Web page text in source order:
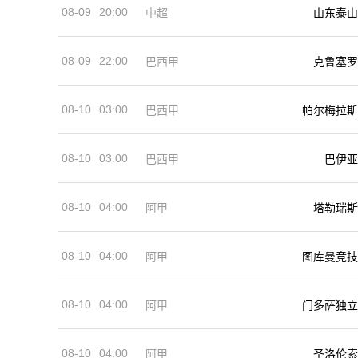
08-09 20:00 中超 山东泰山
08-09 22:00 巴西甲 克鲁塞罗
08-10 03:00 巴西甲 帕尔梅拉斯
08-10 03:00 巴西甲 巴伊亚
08-10 04:00 阿甲 塔勒瑞斯
08-10 04:00 阿甲 图库曼竞技
08-10 04:00 阿甲 门多萨独立
08-10 04:00 阿甲 圣洛伦索